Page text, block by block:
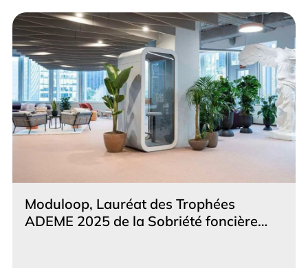
Moduloop, Lauréat des Trophées
ADEME 2025 de la Sobriété foncière…